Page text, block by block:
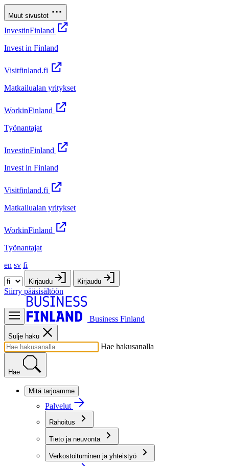
Muut sivustot
InvestinFinland
Invest in Finland
Visitfinland.fi
Matkailualan yritykset
WorkinFinland
Työnantajat
InvestinFinland
Invest in Finland
Visitfinland.fi
Matkailualan yritykset
WorkinFinland
Työnantajat
en sv fi
Kirjaudu Kirjaudu
Siirry pääsisältöön
Business Finland
Sulje haku
Hae hakusanalla
Hae
Mitä tarjoamme
Palvelut
Rahoitus
Tieto ja neuvonta
Verkostoituminen ja yhteistyö